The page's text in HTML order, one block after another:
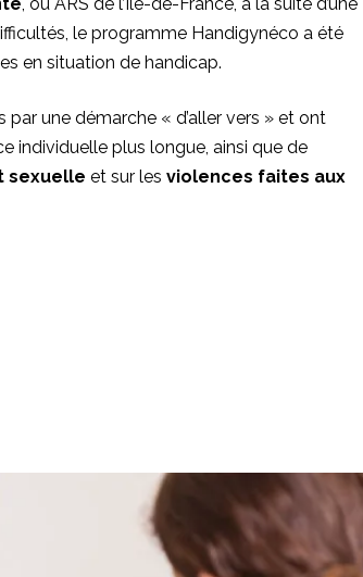
le programme Handigynéco a été
en situation de handicap.
une démarche « d’aller vers » et ont
individuelle plus longue, ainsi que de
sexuelle et sur les violences faites aux